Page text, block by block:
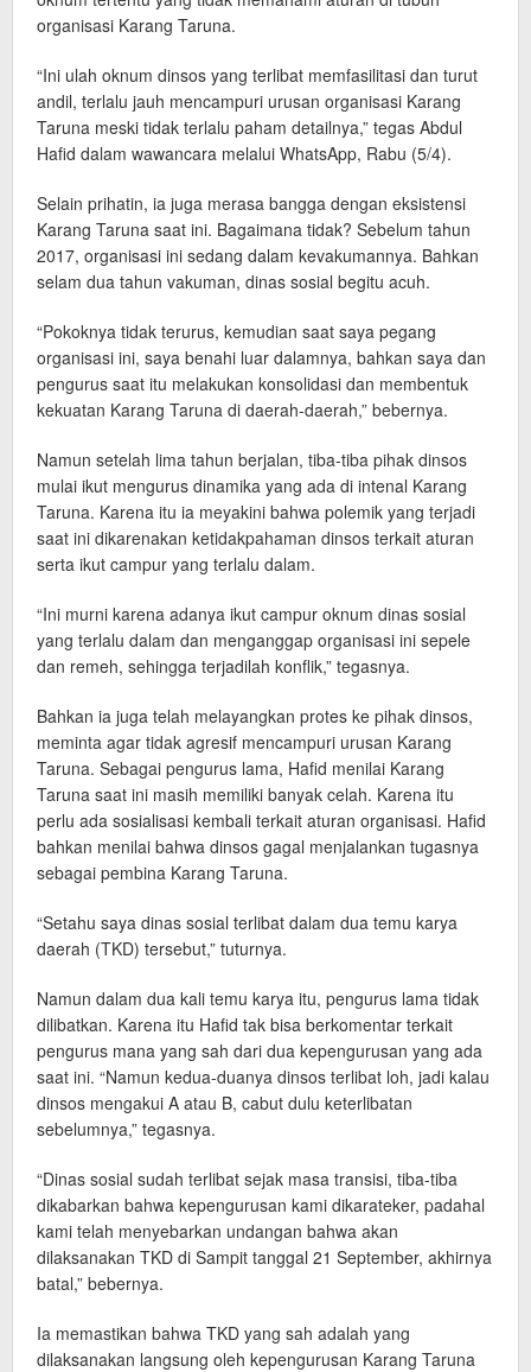
organisasi Karang Taruna.
“Ini ulah oknum dinsos yang terlibat memfasilitasi dan turut
andil, terlalu jauh mencampuri urusan organisasi Karang
Taruna meski tidak terlalu paham detailnya,” tegas Abdul
Hafid dalam wawancara melalui WhatsApp, Rabu (5/4).
Selain prihatin, ia juga merasa bangga dengan eksistensi
Karang Taruna saat ini. Bagaimana tidak? Sebelum tahun
2017, organisasi ini sedang dalam kevakumannya. Bahkan
selam dua tahun vakuman, dinas sosial begitu acuh.
“Pokoknya tidak terurus, kemudian saat saya pegang
organisasi ini, saya benahi luar dalamnya, bahkan saya dan
pengurus saat itu melakukan konsolidasi dan membentuk
kekuatan Karang Taruna di daerah-daerah,” bebernya.
Namun setelah lima tahun berjalan, tiba-tiba pihak dinsos
mulai ikut mengurus dinamika yang ada di intenal Karang
Taruna. Karena itu ia meyakini bahwa polemik yang terjadi
saat ini dikarenakan ketidakpahaman dinsos terkait aturan
serta ikut campur yang terlalu dalam.
“Ini murni karena adanya ikut campur oknum dinas sosial
yang terlalu dalam dan menganggap organisasi ini sepele
dan remeh, sehingga terjadilah konflik,” tegasnya.
Bahkan ia juga telah melayangkan protes ke pihak dinsos,
meminta agar tidak agresif mencampuri urusan Karang
Taruna. Sebagai pengurus lama, Hafid menilai Karang
Taruna saat ini masih memiliki banyak celah. Karena itu
perlu ada sosialisasi kembali terkait aturan organisasi. Hafid
bahkan menilai bahwa dinsos gagal menjalankan tugasnya
sebagai pembina Karang Taruna.
“Setahu saya dinas sosial terlibat dalam dua temu karya
daerah (TKD) tersebut,” tuturnya.
Namun dalam dua kali temu karya itu, pengurus lama tidak
dilibatkan. Karena itu Hafid tak bisa berkomentar terkait
pengurus mana yang sah dari dua kepengurusan yang ada
saat ini. “Namun kedua-duanya dinsos terlibat loh, jadi kalau
dinsos mengakui A atau B, cabut dulu keterlibatan
sebelumnya,” tegasnya.
“Dinas sosial sudah terlibat sejak masa transisi, tiba-tiba
dikabarkan bahwa kepengurusan kami dikarateker, padahal
kami telah menyebarkan undangan bahwa akan
dilaksanakan TKD di Sampit tanggal 21 September, akhirnya
batal,” bebernya.
Ia memastikan bahwa TKD yang sah adalah yang
dilaksanakan langsung oleh kepengurusan Karang Taruna